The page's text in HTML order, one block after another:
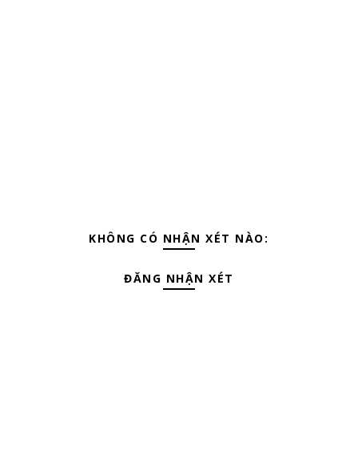
KHÔNG CÓ NHẬN XÉT NÀO:
ĐĂNG NHẬN XÉT